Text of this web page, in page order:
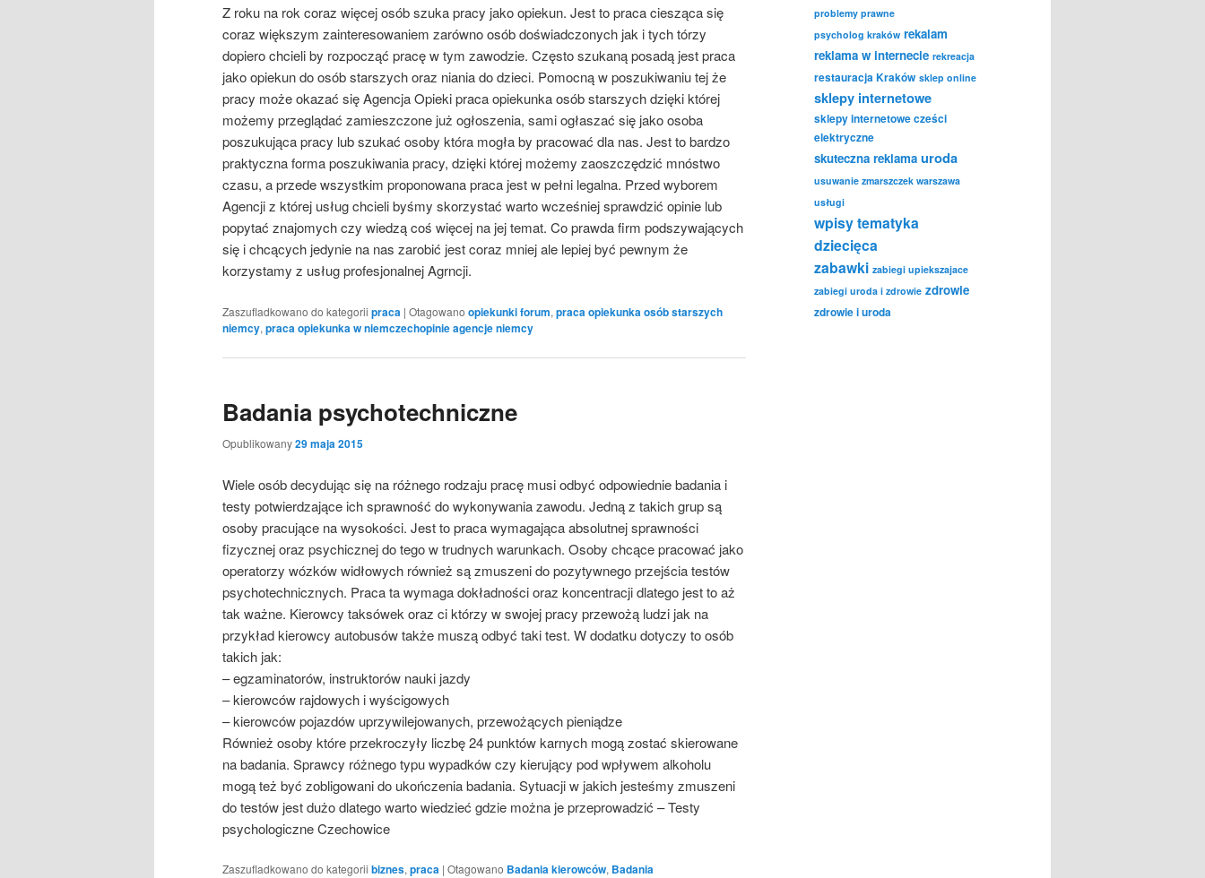
Z roku na rok coraz więcej osób szuka pracy jako opiekun. Jest to praca ciesząca się
coraz większym zainteresowaniem zarówno osób doświadczonych jak i tych tórzy
dopiero chcieli by rozpocząć pracę w tym zawodzie. Często szukaną posadą jest praca
jako opiekun do osób starszych oraz niania do dzieci. Pomocną w poszukiwaniu tej że
pracy może okazać się Agencja Opieki praca opiekunka osób starszych dzięki której
możemy przeglądać zamieszczone już ogłoszenia, sami ogłaszać się jako osoba
poszukująca pracy lub szukać osoby która mogła by pracować dla nas. Jest to bardzo
praktyczna forma poszukiwania pracy, dzięki której możemy zaoszczędzić mnóstwo
czasu, a przede wszystkim proponowana praca jest w pełni legalna. Przed wyborem
Agencji z której usług chcieli byśmy skorzystać warto wcześniej sprawdzić opinie lub
popytać znajomych czy wiedzą coś więcej na jej temat. Co prawda firm podszywających
się i chcących jedynie na nas zarobić jest coraz mniej ale lepiej być pewnym że
korzystamy z usług profesjonalnej Agrncji.
Zaszufladkowano do kategorii praca | Otagowano opiekunki forum, praca opiekunka osób starszych
niemcy, praca opiekunka w niemczechopinie agencje niemcy
Badania psychotechniczne
Opublikowany29 maja 2015
Wiele osób decydując się na różnego rodzaju pracę musi odbyć odpowiednie badania i
testy potwierdzające ich sprawność do wykonywania zawodu. Jedną z takich grup są
osoby pracujące na wysokości. Jest to praca wymagająca absolutnej sprawności
fizycznej oraz psychicznej do tego w trudnych warunkach. Osoby chcące pracować jako
operatorzy wózków widłowych również są zmuszeni do pozytywnego przejścia testów
psychotechnicznych. Praca ta wymaga dokładności oraz koncentracji dlatego jest to aż
tak ważne. Kierowcy taksówek oraz ci którzy w swojej pracy przewożą ludzi jak na
przykład kierowcy autobusów także muszą odbyć taki test. W dodatku dotyczy to osób
takich jak:
– egzaminatorów, instruktorów nauki jazdy
– kierowców rajdowych i wyścigowych
– kierowców pojazdów uprzywilejowanych, przewożących pieniądze
Również osoby które przekroczyły liczbę 24 punktów karnych mogą zostać skierowane
na badania. Sprawcy różnego typu wypadków czy kierujący pod wpływem alkoholu
mogą też być zobligowani do ukończenia badania. Sytuacji w jakich jesteśmy zmuszeni
do testów jest dużo dlatego warto wiedzieć gdzie można je przeprowadzić – Testy
psychologiczne Czechowice
Zaszufladkowano do kategorii biznes, praca | Otagowano Badania kierowców, Badania
problemy prawne
psycholog kraków rekalam
reklama w internecie rekreacja
restauracja Kraków sklep online
sklepy internetowe
sklepy internetowe cześci
elektryczne
skuteczna reklama uroda
usuwanie zmarszczek warszawa
usługi
wpisy tematyka
dziecięca
zabawki zabiegi upiekszajace
zabiegi uroda i zdrowie zdrowie
zdrowie i uroda